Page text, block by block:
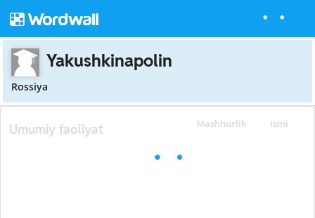
Yakushkinapolin
Rossiya
Mashhurlik Ismi
Umumiy faoliyat